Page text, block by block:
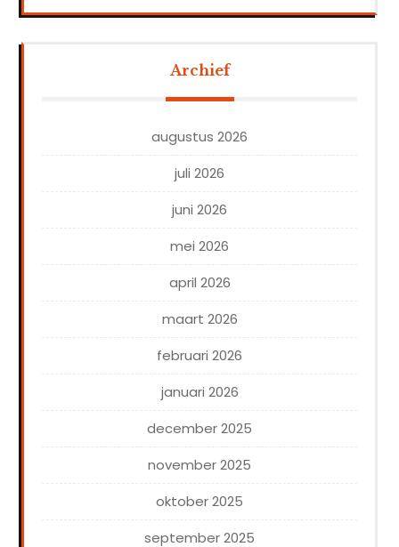
Archief
augustus 2026
juli 2026
juni 2026
mei 2026
april 2026
maart 2026
februari 2026
januari 2026
december 2025
november 2025
oktober 2025
september 2025